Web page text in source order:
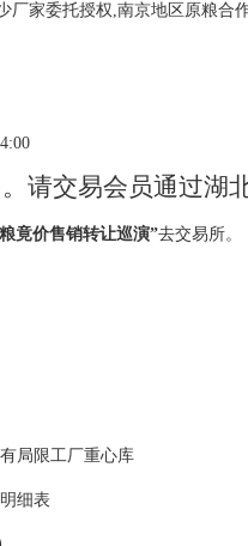
厂家委托授权,南京地区原粮
请交易会员通过湖
竟价售销转让巡演”去交易所。
局限工厂重心库
细表